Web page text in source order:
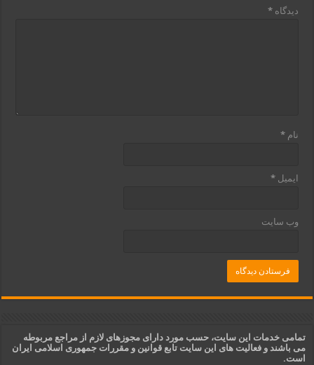
دیدگاه*
نام*
ایمیل*
وب‌ سایت
تمامی خدمات این سایت، حسب مورد دارای مجوزهای لازم از مراجع مربوطه
می باشند و فعالیت های این سایت تابع قوانین و مقررات جمهوری اسلامی ایران
است.